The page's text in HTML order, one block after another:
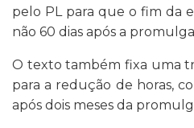
pelo PL para que o fim da
não 60 dias após a
O texto também fixa uma
para a redução de horas,
após dois meses da